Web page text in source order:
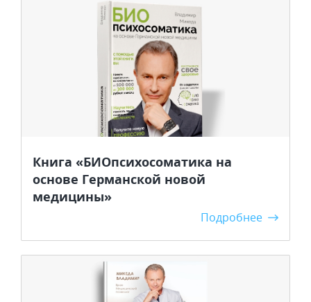
Книга «БИОпсихосоматика на
основе Германской новой
медицины»
Подробнее